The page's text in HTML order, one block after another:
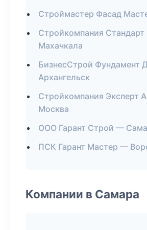
Строймастер Фасад
Стройкомпания
Махачкала
БизнесСтрой Фундамент
Архангельск
Стройкомпания Эксперт
Москва
ООО Гарант Строй —
ПСК Гарант Мастер —
Компании в Самара